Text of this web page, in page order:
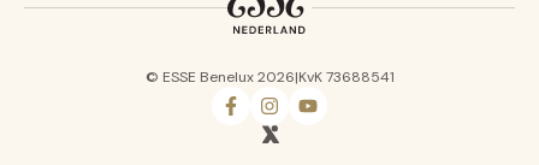
© ESSE Benelux 2026|KvK 73688541